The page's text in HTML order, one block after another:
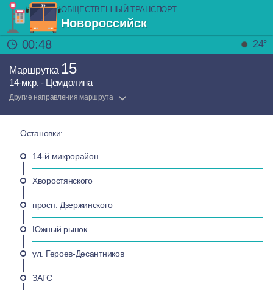
ОБЩЕСТВЕННЫЙ ТРАНСПОРТ
Новороссийск
00:48
24°
Маршрутка 15
14-мкр. - Цемдолина
Другие направления маршрута
Остановки:
14-й микрорайон
Хворостянского
просп. Дзержинского
Южный рынок
ул. Героев-Десантников
ЗАГС